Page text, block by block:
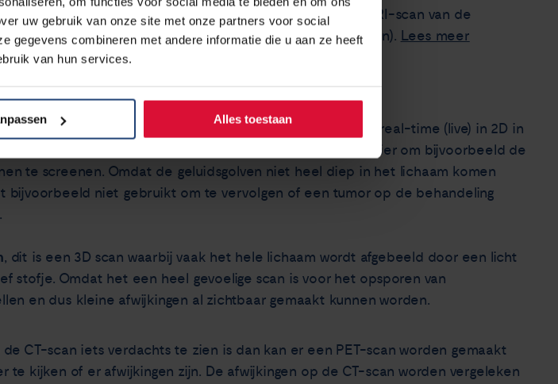
uw gebruik van onze site met onze partners voor social
gegevens combineren met andere informatie die u aan ze heeft
van hun services.
Alles toestaan
krijg je oordopjes in of een hoofdtelefoon op. Een MRI-scan van de
duurt langer (15-30 minuten) dan een CT-scan (5-10 minuten). Lees meer
over de MRI-scan.
van de bovenbuik
, waarbij met geluidsgolven organen in real-time (live) in 2D in
gebracht. Het is een makkelijke, snelle en directe manier om bijvoorbeeld de
te screenen. Omdat de geluidsgolven niet heel diep in het lichaam komen
bijvoorbeeld niet gebruikt om te vervolgen of een tumor op de behandeling
, dit is een 3D scan waarbij vaak het hele lichaam wordt afgebeeld door een licht
stofje. Omdat het een heel gevoelige scan is voor het opsporen van
en dus kleine afwijkingen al zichtbaar gemaakt kunnen worden.
CT-scan iets verdachts te zien is dan kan er een PET-scan worden gemaakt
te kijken of er afwijkingen zijn. De afwijkingen op de CT-scan worden vergeleken